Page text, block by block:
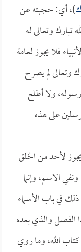
)، أي: حجبته عن
تبارك وتعالى له
فلا يجوز لعامة
وتعالى لم يصرح
ولا أطلع
على هذه
لأحد من الخلق
الاسم، وإنما
ذلك في باب الأسماء
الفصل والذي بعده
الله، وما روي